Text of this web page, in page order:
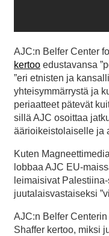
AJC:n Belfer Center
kertoo edustavansa
”eri etnisten ja
yhteisymmärrystä ja
periaatteet pätevät
sillä AJC osoittaa
äärioikeistolaiselle ja
Kuten
lobbaa AJC EU-
leimaisivat
juutalaisvastaiseksi
AJC:n Belfer
Shaffer kertoo, miksi